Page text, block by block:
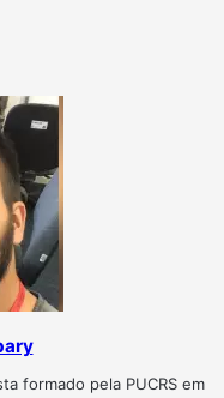
formado pela PUCRS em